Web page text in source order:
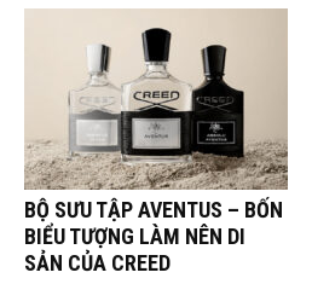
BỘ SƯU TẬP AVENTUS – BỐN
BIỂU TƯỢNG LÀM NÊN DI
SẢN CỦA CREED